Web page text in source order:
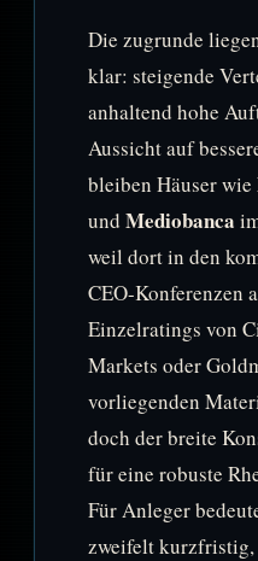
Die zugrunde
klar: steigende
anhaltend hohe
Aussicht auf
bleiben Häuser wie
und Mediobanca
weil dort in den
CEO-Konferenzen
Einzelratings von
Markets oder
vorliegenden
doch der breite
für eine robuste
Für Anleger
zweifelt